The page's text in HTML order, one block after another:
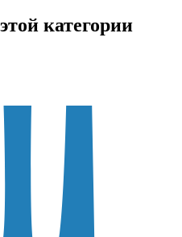
категории